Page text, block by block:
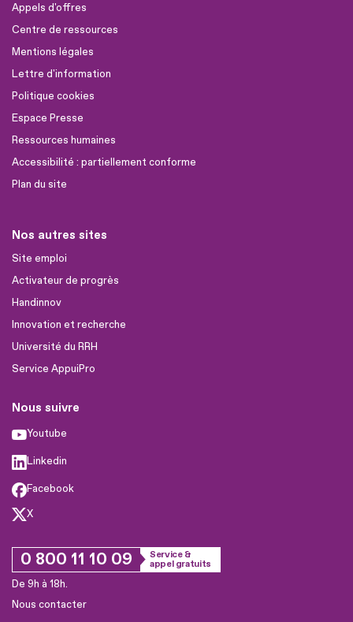
Appels d'offres
Centre de ressources
Mentions légales
Lettre d'information
Politique cookies
Espace Presse
Ressources humaines
Accessibilité : partiellement conforme
Plan du site
Nos autres sites
Site emploi
Activateur de progrès
Handinnov
Innovation et recherche
Université du RRH
Service AppuiPro
Nous suivre
Youtube
Linkedin
Facebook
X
0 800 11 10 09
Service &
appel gratuits
De 9h à 18h.
Nous contacter